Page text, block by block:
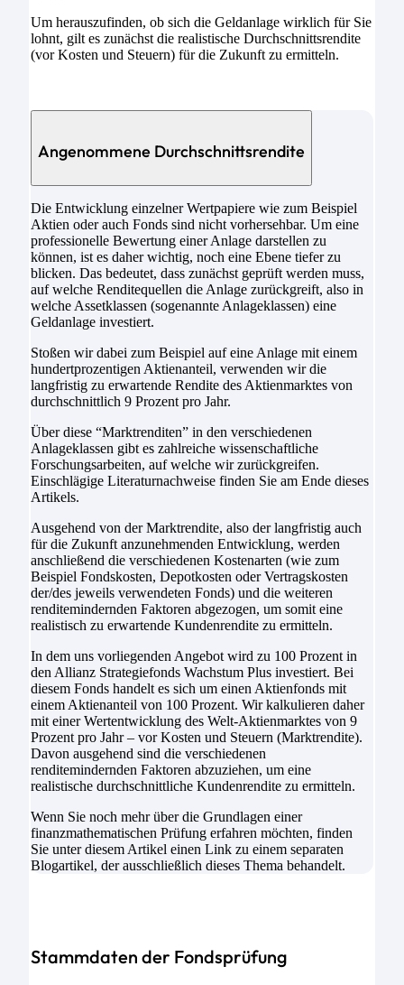
Um herauszufinden, ob sich die Geldanlage wirklich für Sie
lohnt, gilt es zunächst die realistische Durchschnittsrendite
(vor Kosten und Steuern) für die Zukunft zu ermitteln.
Angenommene Durchschnittsrendite
Die Entwicklung einzelner Wertpapiere wie zum Beispiel
Aktien oder auch Fonds sind nicht vorhersehbar. Um eine
professionelle Bewertung einer Anlage darstellen zu
können, ist es daher wichtig, noch eine Ebene tiefer zu
blicken. Das bedeutet, dass zunächst geprüft werden muss,
auf welche Renditequellen die Anlage zurückgreift, also in
welche Assetklassen (sogenannte Anlageklassen) eine
Geldanlage investiert.
Stoßen wir dabei zum Beispiel auf eine Anlage mit einem
hundertprozentigen Aktienanteil, verwenden wir die
langfristig zu erwartende Rendite des Aktienmarktes von
durchschnittlich 9 Prozent pro Jahr.
Über diese “Marktrenditen” in den verschiedenen
Anlageklassen gibt es zahlreiche wissenschaftliche
Forschungsarbeiten, auf welche wir zurückgreifen.
Einschlägige Literaturnachweise finden Sie am Ende dieses
Artikels.
Ausgehend von der Marktrendite, also der langfristig auch
für die Zukunft anzunehmenden Entwicklung, werden
anschließend die verschiedenen Kostenarten (wie zum
Beispiel Fondskosten, Depotkosten oder Vertragskosten
der/des jeweils verwendeten Fonds) und die weiteren
renditemindernden Faktoren abgezogen, um somit eine
realistisch zu erwartende Kundenrendite zu ermitteln.
In dem uns vorliegenden Angebot wird zu 100 Prozent in
den Allianz Strategiefonds Wachstum Plus investiert. Bei
diesem Fonds handelt es sich um einen Aktienfonds mit
einem Aktienanteil von 100 Prozent. Wir kalkulieren daher
mit einer Wertentwicklung des Welt-Aktienmarktes von 9
Prozent pro Jahr – vor Kosten und Steuern (Marktrendite).
Davon ausgehend sind die verschiedenen
renditemindernden Faktoren abzuziehen, um eine
realistische durchschnittliche Kundenrendite zu ermitteln.
Wenn Sie noch mehr über die Grundlagen einer
finanzmathematischen Prüfung erfahren möchten, finden
Sie unter diesem Artikel einen Link zu einem separaten
Blogartikel, der ausschließlich dieses Thema behandelt.
Stammdaten der Fondsprüfung